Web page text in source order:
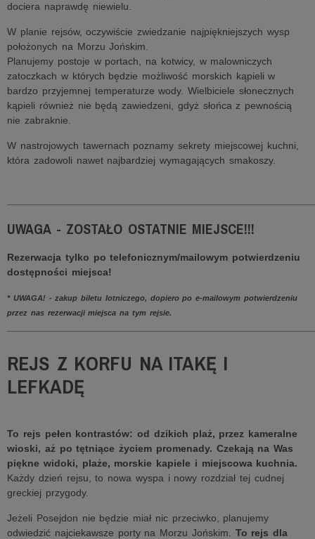
dociera naprawdę niewielu.
W planie rejsów, oczywiście zwiedzanie najpiękniejszych wysp
położonych na Morzu Jońskim.
Planujemy postoje w portach, na kotwicy, w malowniczych
zatoczkach w których będzie możliwość morskich kąpieli w
bardzo przyjemnej temperaturze wody. Wielbiciele słonecznych
kąpieli również nie będą zawiedzeni, gdyż słońca z pewnością
nie zabraknie.
W nastrojowych tawernach poznamy sekrety miejscowej kuchni,
która zadowoli nawet najbardziej wymagających smakoszy.
UWAGA - ZOSTAŁO OSTATNIE MIEJSCE!!!
Rezerwacja tylko po telefonicznym/mailowym potwierdzeniu
dostępności miejsca!
* UWAGA! - zakup biletu lotniczego, dopiero po e-mailowym potwierdzeniu
przez nas rezerwacji miejsca na tym rejsie.
REJS Z KORFU NA ITAKĘ I
LEFKADĘ
To rejs pełen kontrastów: od dzikich plaż, przez kameralne
wioski, aż po tętniące życiem promenady. Czekają na Was
piękne widoki, plaże, morskie kapiele i miejscowa kuchnia.
Każdy dzień rejsu, to nowa wyspa i nowy rozdział tej cudnej
greckiej przygody.
Jeżeli Posejdon nie będzie miał nic przeciwko, planujemy
odwiedzić najciekawsze porty na Morzu Jońskim. To rejs dla